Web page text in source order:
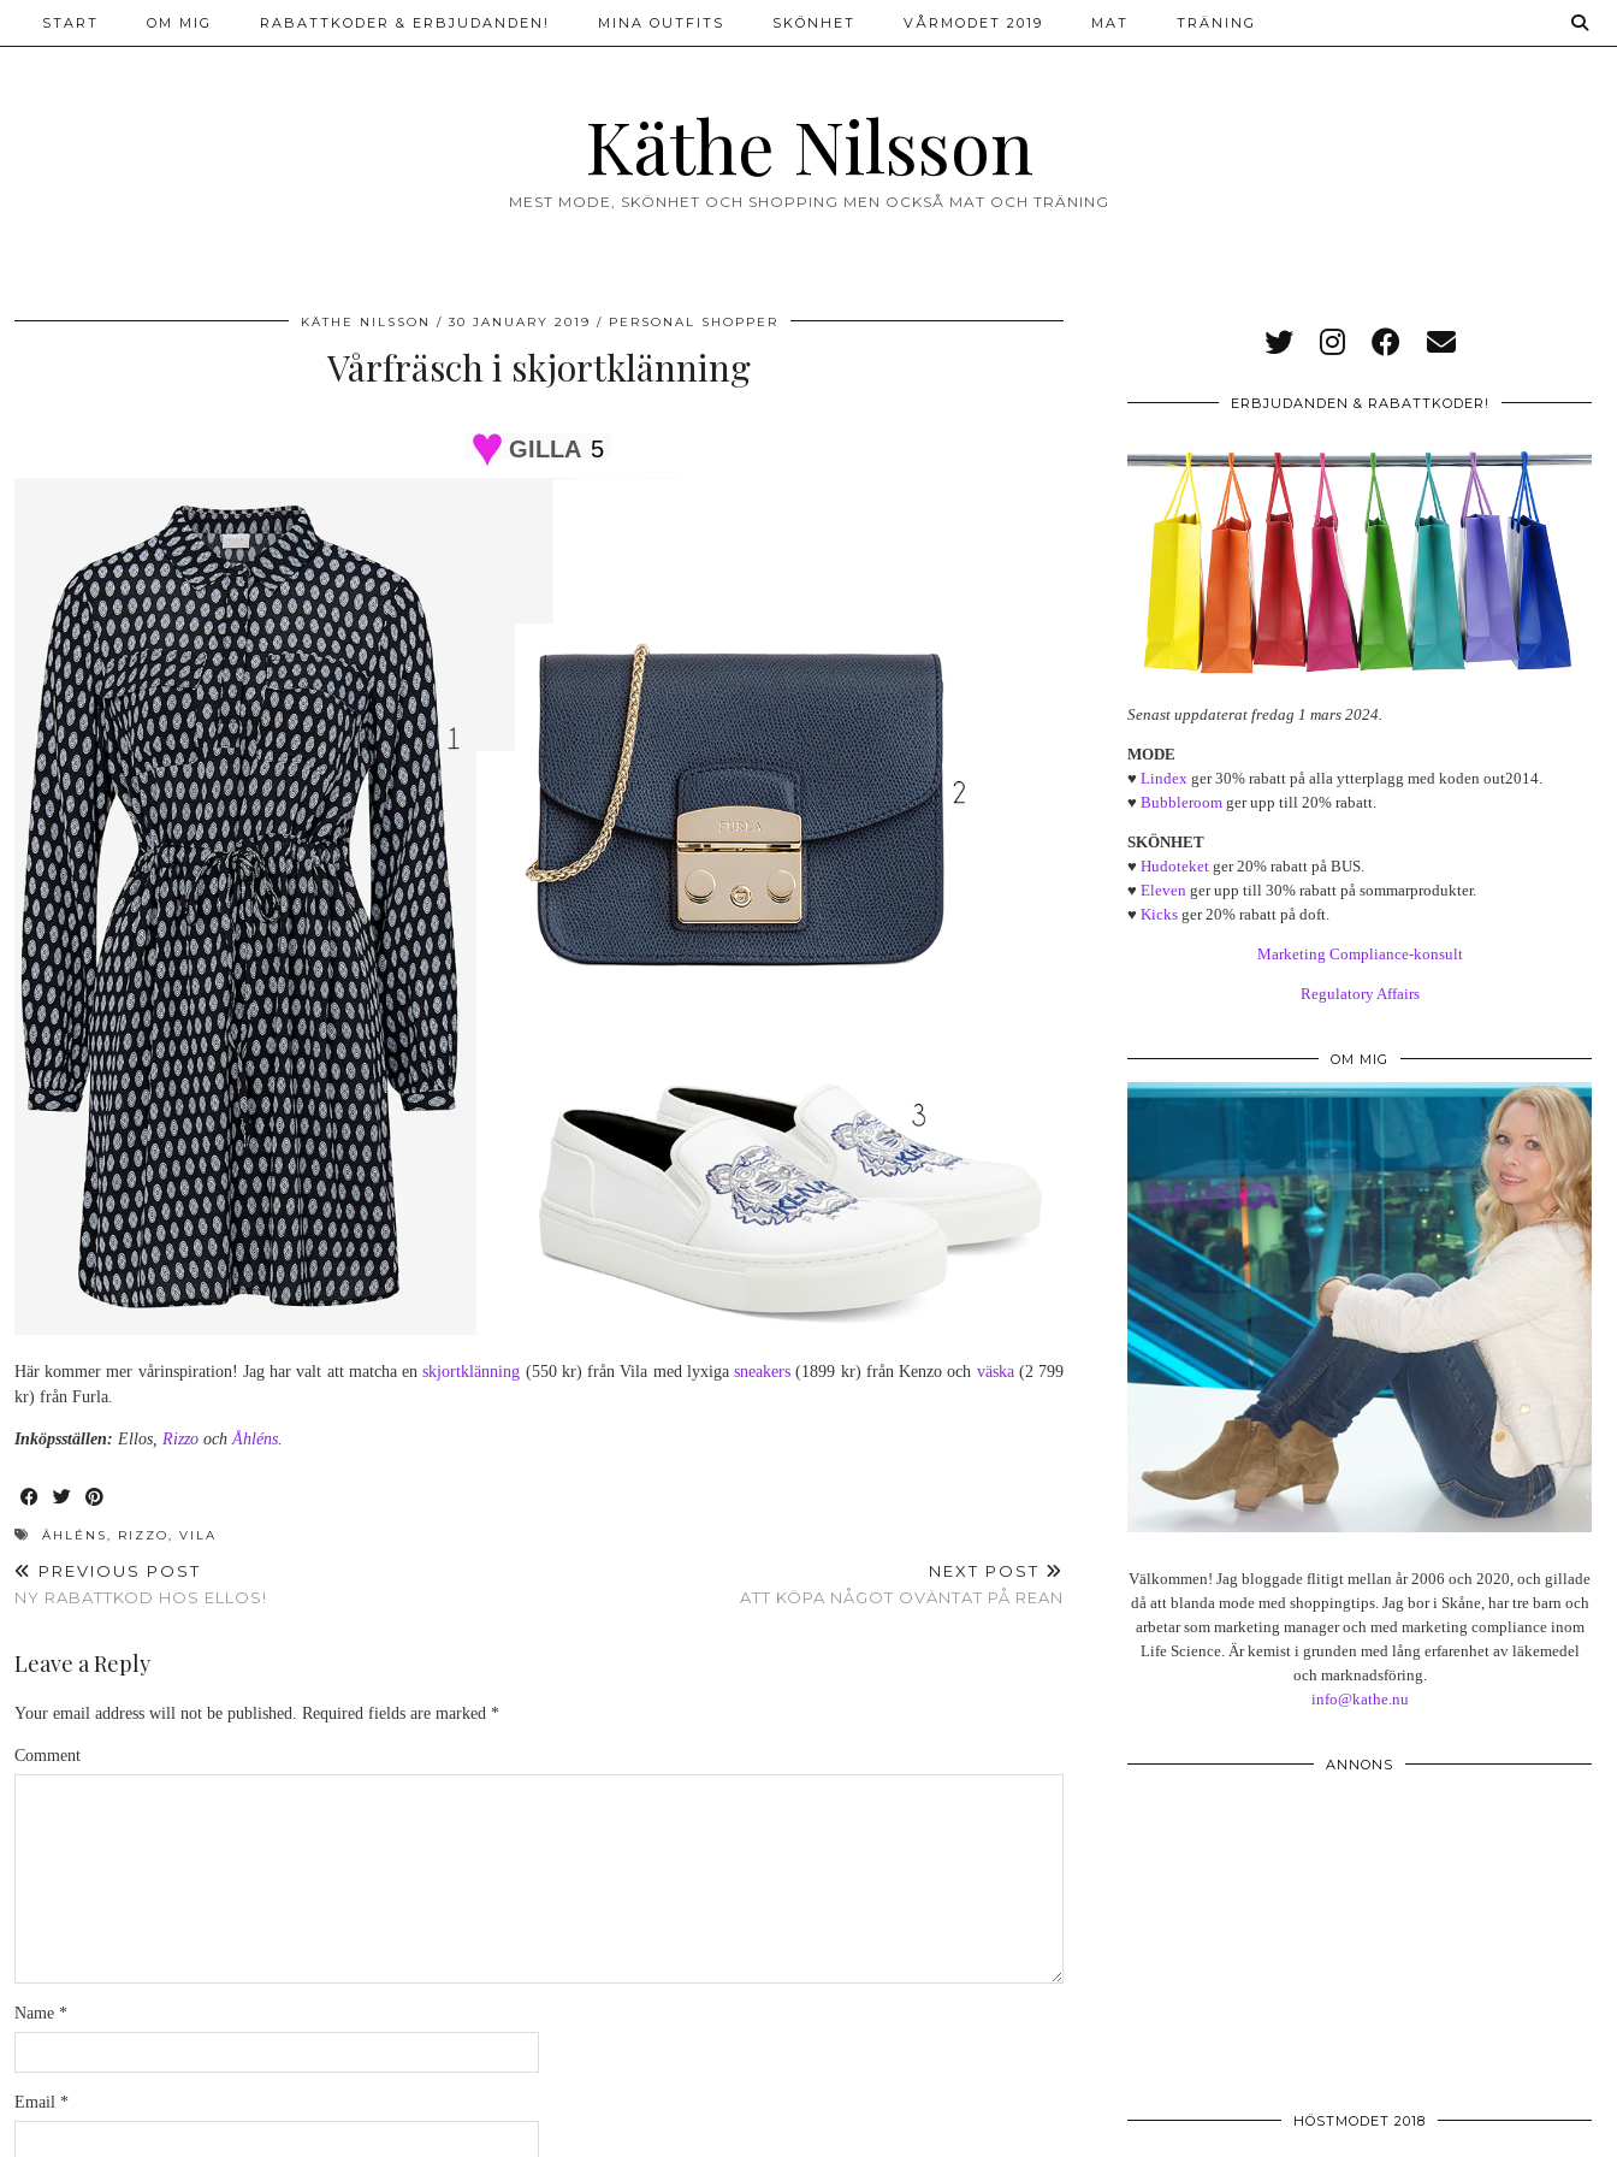
Käthe Nilsson
MEST MODE, SKÖNHET OCH SHOPPING MEN OCKSÅ MAT OCH TRÄNING
START OM MIG RABATTKODER & ERBJUDANDEN! MINA OUTFITS SKÖNHET VÅRMODET 2019 MAT TRÄNING
KÄTHE NILSSON 30 JANUARY 2019 PERSONAL SHOPPER
Vårfräsch i skjortklänning
GILLA 5
Här kommer mer vårinspiration! Jag har valt att matcha enskjortklänning (550 kr) från Vila med lyxigasneakers (1899 kr) från Kenzo och väska(2 799
kr) från Furla.
Inköpsställen: Ellos, Rizzo ochÅhléns.
ÅHLÉNS, RIZZO, VILA
PREVIOUS POST
NY RABATTKOD HOS ELLOS!
NEXT POST
ATT KÖPA NÅGOT OVÄNTAT PÅ REAN
Leave a Reply
Your email address will not be published. Required fields are marked *
Comment
Name *
Email *
ERBJUDANDEN & RABATTKODER!
Senast uppdaterat fredag 1 mars 2024.
MODE
♥ Lindex ger 30% rabatt på alla ytterplagg med koden out2014.
♥ Bubbleroom ger upp till 20% rabatt.
SKÖNHET
♥ Hudoteket ger 20% rabatt på BUS.
♥ Eleven ger upp till 30% rabatt på sommarprodukter.
♥ Kicks ger 20% rabatt på doft.
Marketing Compliance-konsult
Regulatory Affairs
OM MIG
Välkommen! Jag bloggade flitigt mellan år 2006 och 2020, och gillade
då att blanda mode med shoppingtips. Jag bor i Skåne, har tre barn och
arbetar som marketing manager och med marketing compliance inom
Life Science. Är kemist i grunden med lång erfarenhet av läkemedel
och marknadsföring.
info@kathe.nu
ANNONS
HÖSTMODET 2018